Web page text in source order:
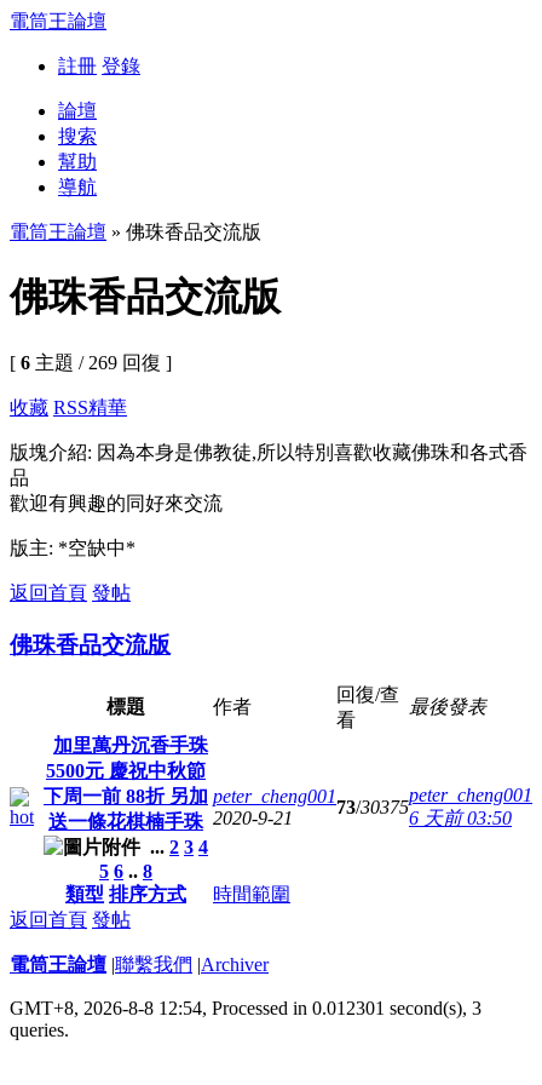
電筒王論壇
註冊 登錄
論壇
搜索
幫助
導航
電筒王論壇 » 佛珠香品交流版
佛珠香品交流版
[ 6 主題 / 269 回復 ]
收藏 RSS精華
版塊介紹: 因為本身是佛教徒,所以特別喜歡收藏佛珠和各式香
品
歡迎有興趣的同好來交流
版主: *空缺中*
返回首頁 發帖
佛珠香品交流版
標題 作者
回復/查
看
最後發表
加里萬丹沉香手珠
5500元 慶祝中秋節
下周一前 88折 另加
送一條花棋楠手珠
... 2 3 4
5 6 .. 8
peter_cheng001
2020-9-21
73/30375
peter_cheng001
6 天前 03:50
類型 排序方式
時間範圍
返回首頁 發帖
電筒王論壇 |聯繫我們 |Archiver
GMT+8, 2026-8-8 12:54, Processed in 0.012301 second(s), 3
queries.